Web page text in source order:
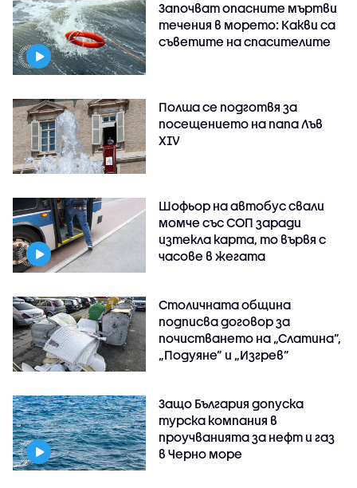
Започват опасните мъртви
течения в морето: Какви са
съветите на спасителите
Полша се подготвя за
посещението на папа Лъв
XIV
Шофьор на автобус свали
момче със СОП заради
изтекла карта, то вървя с
часове в жегата
Столичната община
подписва договор за
почистването на „Слатина”,
„Подуяне” и „Изгрев”
Защо България допуска
турска компания в
проучванията за нефт и газ
в Черно море